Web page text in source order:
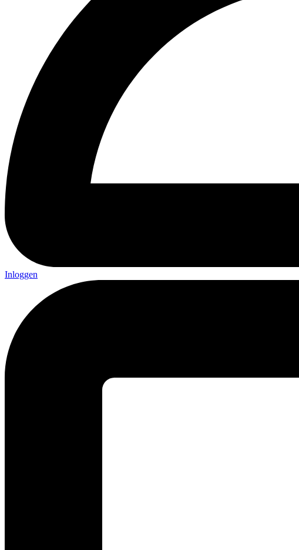
Inloggen